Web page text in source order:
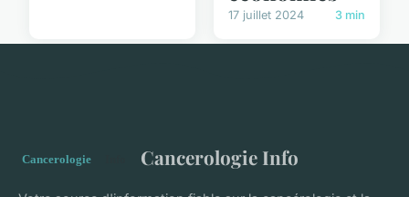
17 juillet 2024 3 min
Cancerologie Info